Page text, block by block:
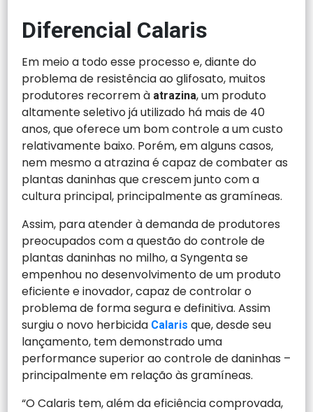
Diferencial Calaris
Em meio a todo esse processo e, diante do
problema de resistência ao glifosato, muitos
produtores recorrem à atrazina, um produto
altamente seletivo já utilizado há mais de 40
anos, que oferece um bom controle a um custo
relativamente baixo. Porém, em alguns casos,
nem mesmo a atrazina é capaz de combater as
plantas daninhas que crescem junto com a
cultura principal, principalmente as gramíneas.
Assim, para atender à demanda de produtores
preocupados com a questão do controle de
plantas daninhas no milho, a Syngenta se
empenhou no desenvolvimento de um produto
eficiente e inovador, capaz de controlar o
problema de forma segura e definitiva. Assim
surgiu o novo herbicida Calarisque, desde seu
lançamento, tem demonstrado uma
performance superior ao controle de daninhas –
principalmente em relação às gramíneas.
“O Calaris tem, além da eficiência comprovada,